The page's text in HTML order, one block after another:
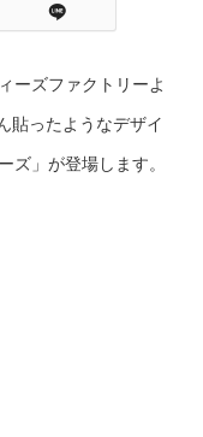
ーズファクトリーよ
貼ったようなデザイ
ズ」が登場します。